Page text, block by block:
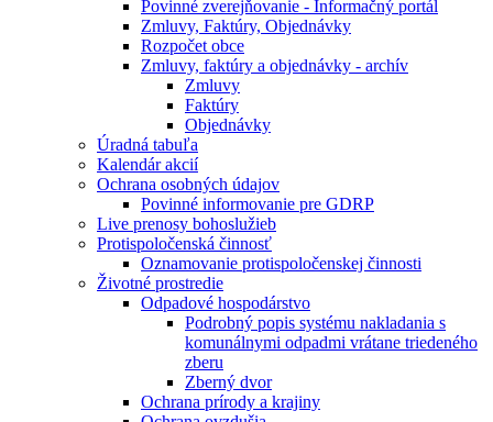
Povinné zverejňovanie - Informačný portál
Zmluvy, Faktúry, Objednávky
Rozpočet obce
Zmluvy, faktúry a objednávky - archív
Zmluvy
Faktúry
Objednávky
Úradná tabuľa
Kalendár akcií
Ochrana osobných údajov
Povinné informovanie pre GDRP
Live prenosy bohoslužieb
Protispoločenská činnosť
Oznamovanie protispoločenskej činnosti
Životné prostredie
Odpadové hospodárstvo
Podrobný popis systému nakladania s
komunálnymi odpadmi vrátane triedeného
zberu
Zberný dvor
Ochrana prírody a krajiny